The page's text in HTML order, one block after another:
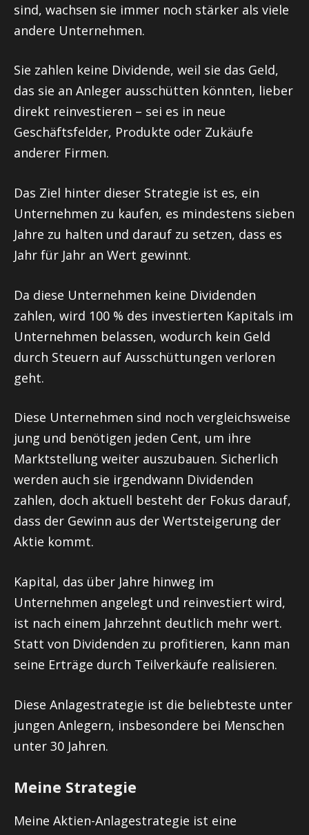
sind, wachsen sie immer noch stärker als viele
andere Unternehmen.
Sie zahlen keine Dividende, weil sie das Geld,
das sie an Anleger ausschütten könnten, lieber
direkt reinvestieren – sei es in neue
Geschäftsfelder, Produkte oder Zukäufe
anderer Firmen.
Das Ziel hinter dieser Strategie ist es, ein
Unternehmen zu kaufen, es mindestens sieben
Jahre zu halten und darauf zu setzen, dass es
Jahr für Jahr an Wert gewinnt.
Da diese Unternehmen keine Dividenden
zahlen, wird 100 % des investierten Kapitals im
Unternehmen belassen, wodurch kein Geld
durch Steuern auf Ausschüttungen verloren
geht.
Diese Unternehmen sind noch vergleichsweise
jung und benötigen jeden Cent, um ihre
Marktstellung weiter auszubauen. Sicherlich
werden auch sie irgendwann Dividenden
zahlen, doch aktuell besteht der Fokus darauf,
dass der Gewinn aus der Wertsteigerung der
Aktie kommt.
Kapital, das über Jahre hinweg im
Unternehmen angelegt und reinvestiert wird,
ist nach einem Jahrzehnt deutlich mehr wert.
Statt von Dividenden zu profitieren, kann man
seine Erträge durch Teilverkäufe realisieren.
Diese Anlagestrategie ist die beliebteste unter
jungen Anlegern, insbesondere bei Menschen
unter 30 Jahren.
Meine Strategie
Meine Aktien-Anlagestrategie ist eine